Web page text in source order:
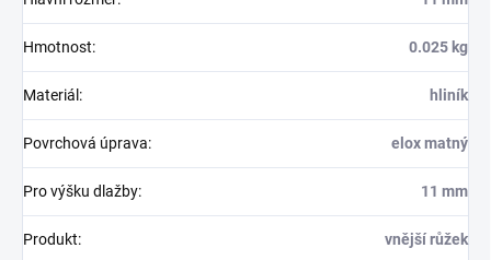
Hmotnost: 0.025 kg
Materiál : hliník
Povrchová úprava: elox matný
Pro výšku dlažby: 11 mm
Produkt: vnější růžek